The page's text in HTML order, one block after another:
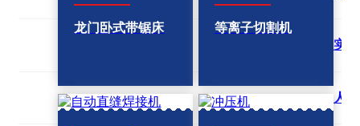
龙门卧式带锯床 等离子切割机
实
人